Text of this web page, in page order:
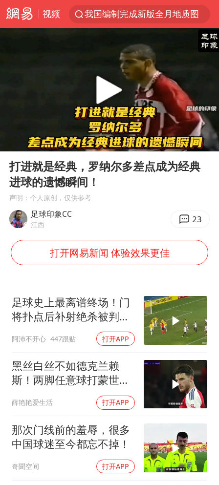
视频
我国编制完成新版全月地质图
以“新”破局 首发经济点亮城市消费活力
看守所辅警收受10万获刑1年
台风白海豚进入48小时警戒线
陈熠被张本美和连扳三局逆转
李亚鹏向地铁吐血女孩捐99999元
多地要求领导干部带头休假
感觉全东北都在等7号
法国将禁止“未经同意的电话营销”
80后女柜员逆袭成4200亿银行副行长
今年已有4位周星驰电影配角去世
房主任回应争议
把党建设得更加坚强有力
奋进开新局 实干挑大梁
Play
00:00 02:42
打进就是经典，罗纳尔多差点成为经典
进球的遗憾瞬间！
声明：个人原创，仅供参考
足球印象CC
江西 23
打开网易新闻 体验效果更佳
足球史上最离谱终场！门
将扑点后补射绝杀被判无
阿沛不开心 447跟贴 打开APP
黑丝白丝不如德克兰赖
斯！两脚任意球打蒙世界
第一门将库尔图瓦！
薛艳艳爱生活 打开APP
那次门线前的羞辱，很多
中国球迷至今都忘不掉！
奇聞空间 打开APP